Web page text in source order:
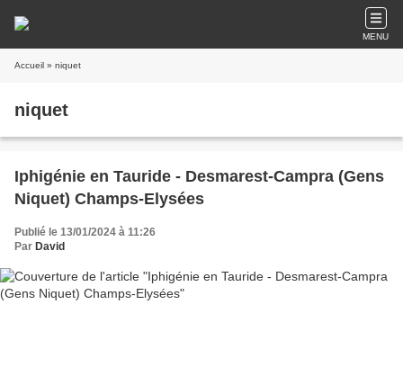
MENU
Accueil » niquet
niquet
Iphigénie en Tauride - Desmarest-Campra (Gens
Niquet) Champs-Elysées
Publié le 13/01/2024 à 11:26
Par David